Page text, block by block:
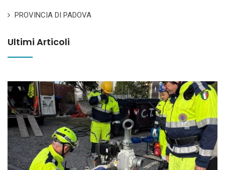
PROVINCIA DI PADOVA
Ultimi Articoli